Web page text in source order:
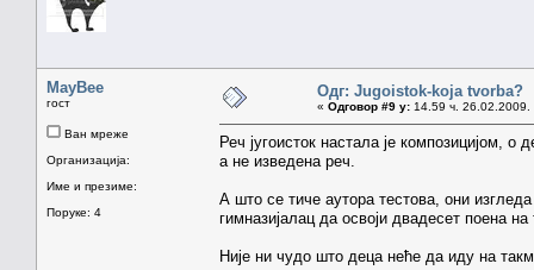
MayBee
гост
Ван мреже
Организација:
Име и презиме:
Поруке: 4
Одг: Jugoistok-koja tvorba?
« Одговор #9 у: 14.59 ч. 26.02.2009.
Реч југоисток настала је композицијом, о
а не изведена реч.
А што се тиче аутора тестова, они
гимназијалац да освоји двадесет поена
Није ни чудо што деца неће да иду на